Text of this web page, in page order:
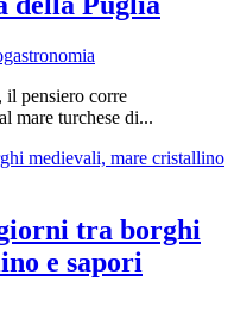
il pensiero corre
mare turchese di...
tra borghi
e sapori